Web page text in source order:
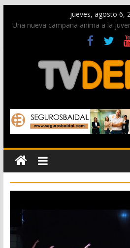
jueves, agosto 6,
Una nueva campaña anima a la
Paco Adsuar dona al Arxiu de Dénia
de la memoria visual de la ciudad
La Entraeta Festera llena de
Campo con la recepción a la
El XII Festival de Jazz de Dénia
figuras nacionales e internacionales
Torrecremada
Los Moros y Cristianos 2026 reciben
dan inicio a las fiestas en Dénia